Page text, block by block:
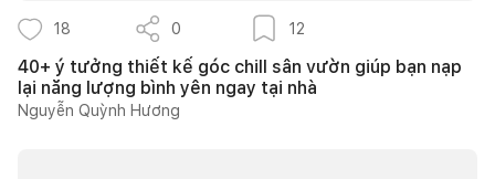
18 0 12
40+ ý tưởng thiết kế góc chill sân vườn giúp bạn nạp
lại năng lượng bình yên ngay tại nhà
Nguyễn Quỳnh Hương